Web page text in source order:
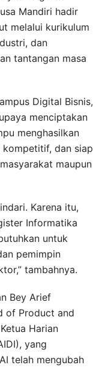
Mandiri hadir
melalui kurikulum
dan
tantangan masa
Digital Bisnis,
menciptakan
menghasilkan
kompetitif, dan siap
maupun
Karena itu,
Informatika
untuk
pemimpin
tambahnya.
Bey Arief
of Product and
Harian
yang
telah mengubah